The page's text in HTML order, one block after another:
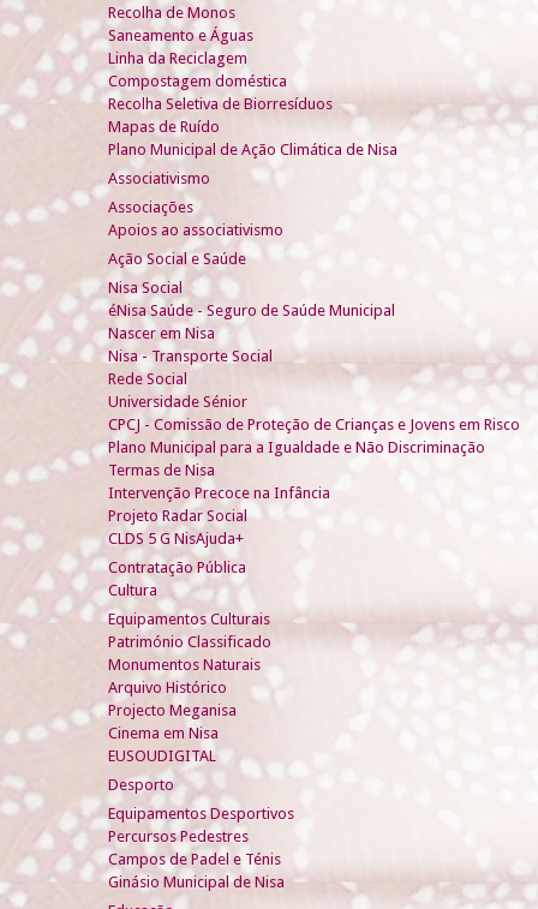
Recolha de Monos
Saneamento e Águas
Linha da Reciclagem
Compostagem doméstica
Recolha Seletiva de Biorresíduos
Mapas de Ruído
Plano Municipal de Ação Climática de Nisa
Associativismo
Associações
Apoios ao associativismo
Ação Social e Saúde
Nisa Social
éNisa Saúde - Seguro de Saúde Municipal
Nascer em Nisa
Nisa - Transporte Social
Rede Social
Universidade Sénior
CPCJ - Comissão de Proteção de Crianças e Jovens em Risco
Plano Municipal para a Igualdade e Não Discriminação
Termas de Nisa
Intervenção Precoce na Infância
Projeto Radar Social
CLDS 5 G NisAjuda+
Contratação Pública
Cultura
Equipamentos Culturais
Património Classificado
Monumentos Naturais
Arquivo Histórico
Projecto Meganisa
Cinema em Nisa
EUSOUDIGITAL
Desporto
Equipamentos Desportivos
Percursos Pedestres
Campos de Padel e Ténis
Ginásio Municipal de Nisa